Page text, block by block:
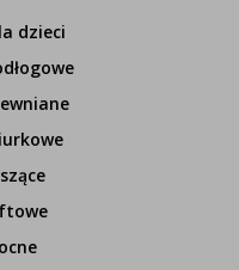
dzieci